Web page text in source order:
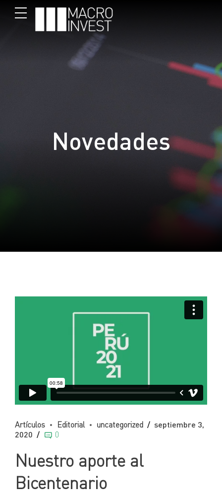
Novedades
Artículos Editorial uncategorized
septiembre 3,
2020
0
Nuestro aporte al
Bicentenario